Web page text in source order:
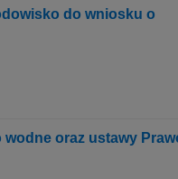
do wniosku o
oraz ustawy